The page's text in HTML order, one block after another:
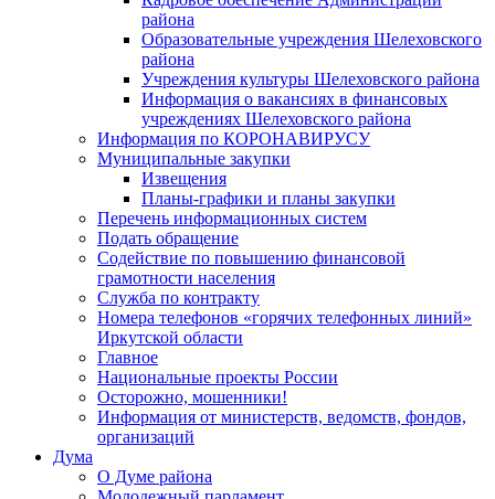
района
Образовательные учреждения Шелеховского
района
Учреждения культуры Шелеховского района
Информация о вакансиях в финансовых
учреждениях Шелеховского района
Информация по КОРОНАВИРУСУ
Муниципальные закупки
Извещения
Планы-графики и планы закупки
Перечень информационных систем
Подать обращение
Содействие по повышению финансовой
грамотности населения
Служба по контракту
Номера телефонов «горячих телефонных линий»
Иркутской области
Главное
Национальные проекты России
Осторожно, мошенники!
Информация от министерств, ведомств, фондов,
организаций
Дума
О Думе района